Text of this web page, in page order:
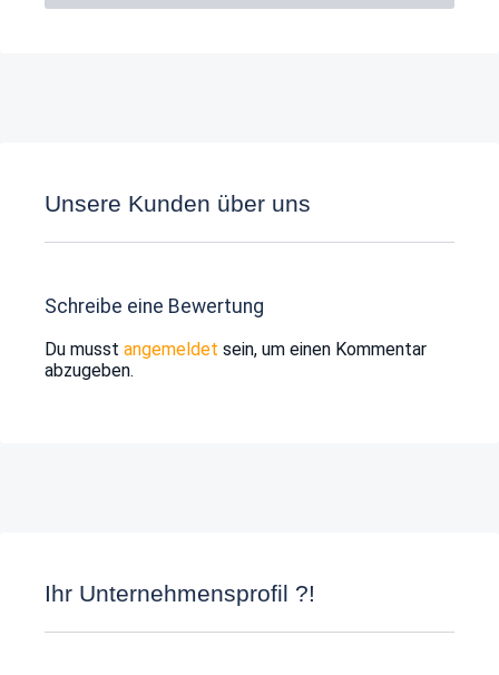
Unsere Kunden über uns
Schreibe eine Bewertung
Du musst angemeldet sein, um einen Kommentar
abzugeben.
Ihr Unternehmensprofil ?!